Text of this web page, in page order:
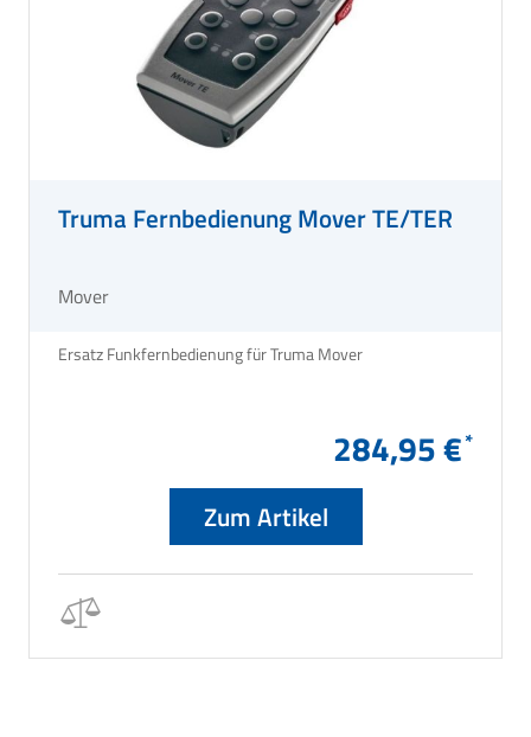
Truma Fernbedienung Mover TE/TER
Mover
284,95 €
Zum Artikel